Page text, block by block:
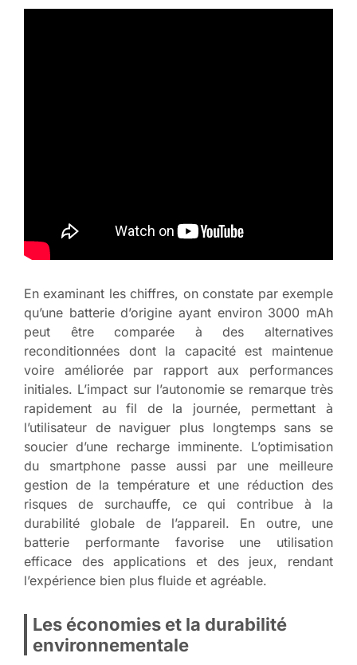
En examinant les chiffres, on constate par exemple
qu’une batterie d’origine ayant environ 3000 mAh
peut être comparée à des alternatives
reconditionnées dont la capacité est maintenue
voire améliorée par rapport aux performances
initiales. L’impact sur l’autonomie se remarque très
rapidement au fil de la journée, permettant à
l’utilisateur de naviguer plus longtemps sans se
soucier d’une recharge imminente. L’optimisation
du smartphone passe aussi par une meilleure
gestion de la température et une réduction des
risques de surchauffe, ce qui contribue à la
durabilité globale de l’appareil. En outre, une
batterie performante favorise une utilisation
efficace des applications et des jeux, rendant
l’expérience bien plus fluide et agréable.
Les économies et la durabilité
environnementale